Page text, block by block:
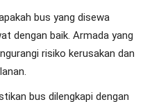
bus yang disewa
dengan baik. Armada yang
risiko kerusakan dan
bus dilengkapi dengan